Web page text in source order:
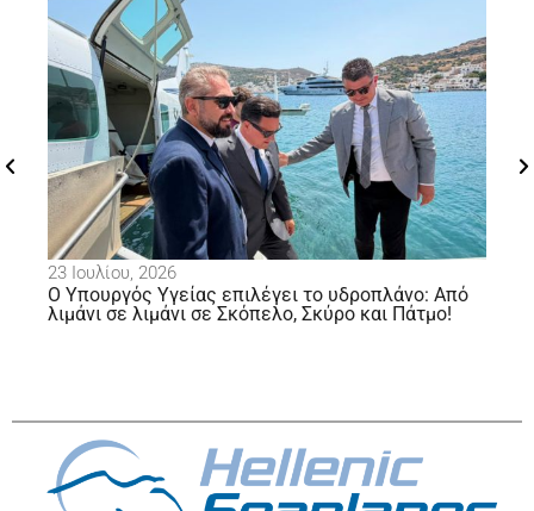
23 Ιουλίου, 2026
Ο Υπουργός Υγείας επιλέγει το υδροπλάνο: Από
λιμάνι σε λιμάνι σε Σκόπελο, Σκύρο και Πάτμο!